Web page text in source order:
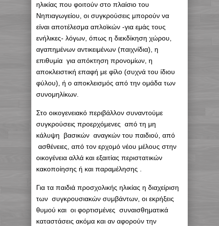
ηλικίας που φοιτούν στο πλαίσιο του
Νηπιαγωγείου, οι συγκρούσεις μπορούν να
είναι αποτέλεσμα απλοϊκών -για εμάς τους
ενήλικες- λόγων, όπως η διεκδίκηση χώρου,
αγαπημένων αντικειμένων (παιχνίδια), η
επιθυμία για απόκτηση προνομίων, η
αποκλειστική επαφή με φίλο (συχνά του ίδιου
φύλου), ή ο αποκλεισμός από την ομάδα των
συνομηλίκων.
Στο οικογενειακό περιβάλλον συναντούμε
συγκρούσεις προερχόμενες από τη μη
κάλυψη βασικών αναγκών του παιδιού, από
ασθένειες, από τον ερχομό νέου μέλους στην
οικογένεια αλλά και εξαιτίας περιστατικών
κακοποίησης ή και παραμέλησης .
Για τα παιδιά προσχολικής ηλικίας η διαχείριση
των συγκρουσιακών συμβάντων, οι εκρήξεις
θυμού και οι φορτισμένες συναισθηματικά
καταστάσεις ακόμα και αν αφορούν την